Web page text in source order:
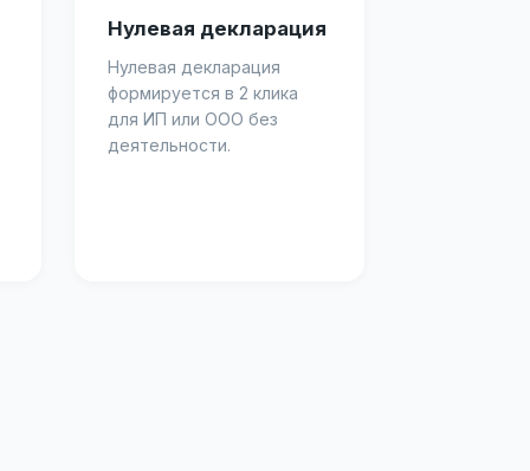
Нулевая декларация
Нулевая декларация
формируется в 2 клика
для ИП или ООО без
деятельности.